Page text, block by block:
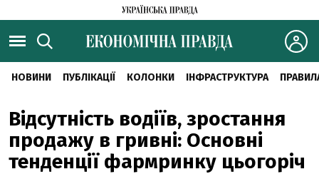
НОВИНИ ПУБЛІКАЦІЇ КОЛОНКИ ІНФРАСТРУКТУРА
Відсутність водіїв, зростання
продажу в гривні: Основні
тенденції фармринку цьогоріч